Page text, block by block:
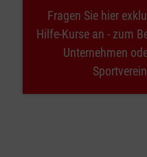
Fragen Sie hier
Hilfe-Kurse an - zum
Unternehmen